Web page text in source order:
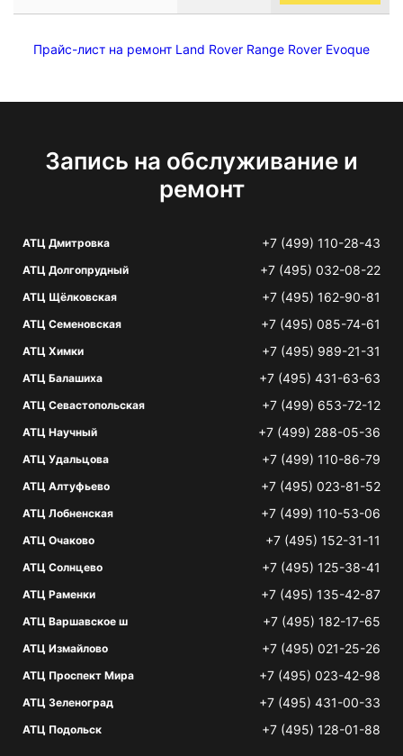
Прайс-лист на ремонт Land Rover Range Rover Evoque
Запись на обслуживание и
ремонт
АТЦ Дмитровка +7 (499) 110-28-43
АТЦ Долгопрудный +7 (495) 032-08-22
АТЦ Щёлковская +7 (495) 162-90-81
АТЦ Семеновская +7 (495) 085-74-61
АТЦ Химки +7 (495) 989-21-31
АТЦ Балашиха +7 (495) 431-63-63
АТЦ Севастопольская +7 (499) 653-72-12
АТЦ Научный +7 (499) 288-05-36
АТЦ Удальцова +7 (499) 110-86-79
АТЦ Алтуфьево +7 (495) 023-81-52
АТЦ Лобненская +7 (499) 110-53-06
АТЦ Очаково +7 (495) 152-31-11
АТЦ Солнцево +7 (495) 125-38-41
АТЦ Раменки +7 (495) 135-42-87
АТЦ Варшавское ш +7 (495) 182-17-65
АТЦ Измайлово +7 (495) 021-25-26
АТЦ Проспект Мира +7 (495) 023-42-98
АТЦ Зеленоград +7 (495) 431-00-33
АТЦ Подольск +7 (495) 128-01-88